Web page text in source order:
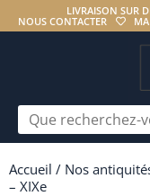
LIVRAISON SUR
NOUS CONTACTER
Accueil / Nos
– XIXe